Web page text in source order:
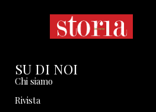
SU DI NOI
Chi siamo
Rivista